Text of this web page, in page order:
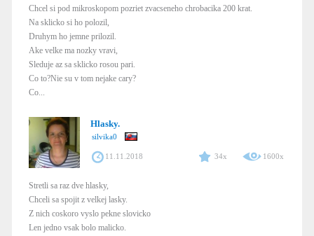
Chcel si pod mikroskopom pozriet zvacseneho chrobacika 200 krat.
Na sklicko si ho polozil,
Druhym ho jemne prilozil.
Ake velke ma nozky vravi,
Sleduje az sa sklicko rosou pari.
Co to?Nie su v tom nejake cary?
Co...
Hlasky.
silvika0
11.11.2018 34x 1600x
Stretli sa raz dve hlasky,
Chceli sa spojit z velkej lasky.
Z nich coskoro vyslo pekne slovicko
Len jedno vsak bolo malicko.